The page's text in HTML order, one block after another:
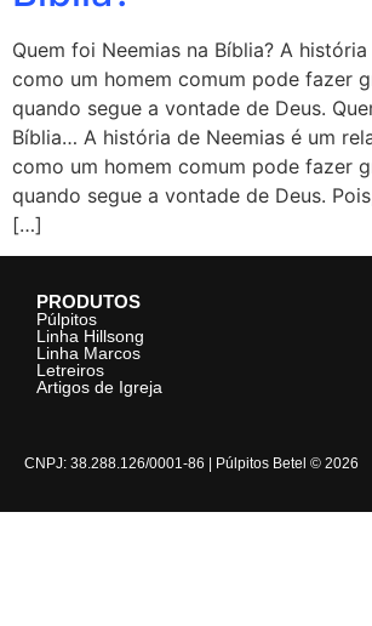
Quem foi Neemias na Bíblia? A
como um homem comum pode fazer
quando segue a vontade de Deus.
Bíblia… A história de Neemias é um
como um homem comum pode fazer
quando segue a vontade de Deus.
[…]
PRODUTOS
Púlpitos
Linha Hillsong
Linha Marcos
Letreiros
Artigos de Igreja
CNPJ: 38.288.126/0001-86 | Púlpitos Betel © 2026